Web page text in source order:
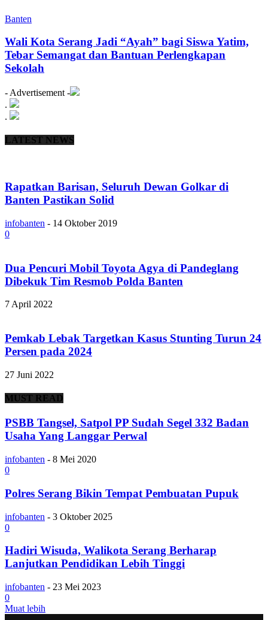
Banten
Wali Kota Serang Jadi “Ayah” bagi Siswa Yatim,
Tebar Semangat dan Bantuan Perlengkapan
Sekolah
- Advertisement -
.
.
LATEST NEWS
Rapatkan Barisan, Seluruh Dewan Golkar di
Banten Pastikan Solid
infobanten - 14 Oktober 2019
0
Dua Pencuri Mobil Toyota Agya di Pandeglang
Dibekuk Tim Resmob Polda Banten
7 April 2022
Pemkab Lebak Targetkan Kasus Stunting Turun 24
Persen pada 2024
27 Juni 2022
MUST READ
PSBB Tangsel, Satpol PP Sudah Segel 332 Badan
Usaha Yang Langgar Perwal
infobanten - 8 Mei 2020
0
Polres Serang Bikin Tempat Pembuatan Pupuk
infobanten - 3 Oktober 2025
0
Hadiri Wisuda, Walikota Serang Berharap
Lanjutkan Pendidikan Lebih Tinggi
infobanten - 23 Mei 2023
0
Muat lebih